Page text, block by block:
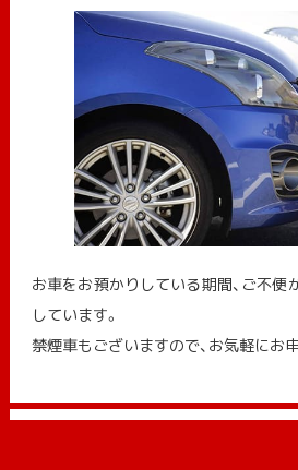
お車をお預かりしている期間、ご不便
しています。
禁煙車もございますので、お気軽にお